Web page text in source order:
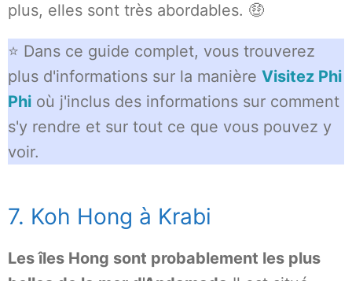
plus, elles sont très abordables. 🤑
⭐ Dans ce guide complet, vous trouverez
plus d'informations sur la manière Visitez Phi
Phi où j'inclus des informations sur comment
s'y rendre et sur tout ce que vous pouvez y
voir.
7. Koh Hong à Krabi
Les îles Hong sont probablement les plus